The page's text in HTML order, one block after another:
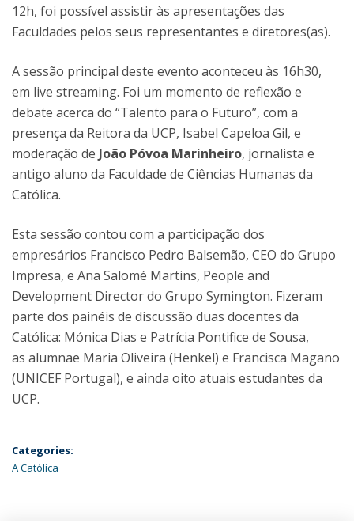
12h, foi possível assistir às apresentações das
Faculdades pelos seus representantes e diretores(as).
A sessão principal deste evento aconteceu às 16h30,
em live streaming. Foi um momento de reflexão e
debate acerca do “Talento para o Futuro”, com a
presença da Reitora da UCP, Isabel Capeloa Gil, e
moderação de João Póvoa Marinheiro, jornalista e
antigo aluno da Faculdade de Ciências Humanas da
Católica.
Esta sessão contou com a participação dos
empresários Francisco Pedro Balsemão, CEO do Grupo
Impresa, e Ana Salomé Martins, People and
Development Director do Grupo Symington. Fizeram
parte dos painéis de discussão duas docentes da
Católica: Mónica Dias e Patrícia Pontifice de Sousa,
as alumnae Maria Oliveira (Henkel) e Francisca Magano
(UNICEF Portugal), e ainda oito atuais estudantes da
UCP.
Categories:
A Católica